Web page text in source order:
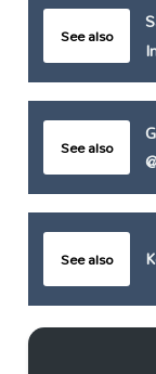
See also
See also
See also